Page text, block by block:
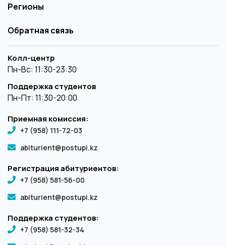
Регионы
Обратная связь
Колл-центр
Пн-Вс: 11:30-23:30
Поддержка студентов
Пн-Пт: 11:30-20:00
Приемная комиссия:
+7 (958) 111-72-03
abiturient@postupi.kz
Регистрация абитуриентов:
+7 (958) 581-56-00
abiturient@postupi.kz
Поддержка студентов:
+7 (958) 581-32-34